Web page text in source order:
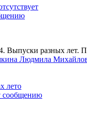
разных лет.
Людмила
лето
сообщению